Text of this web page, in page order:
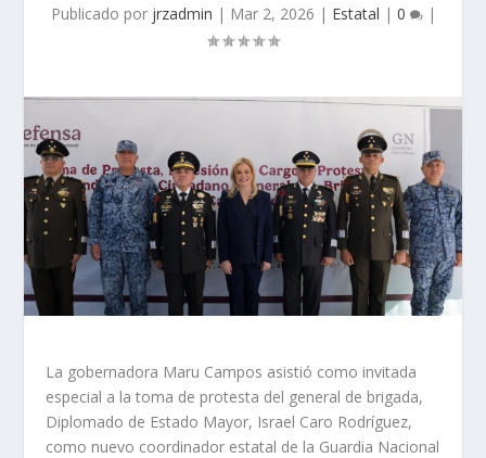
Publicado por jrzadmin | Mar 2, 2026 | Estatal | 0 |
La gobernadora Maru Campos asistió como invitada
especial a la toma de protesta del general de brigada,
Diplomado de Estado Mayor, Israel Caro Rodríguez,
como nuevo coordinador estatal de la Guardia Nacional